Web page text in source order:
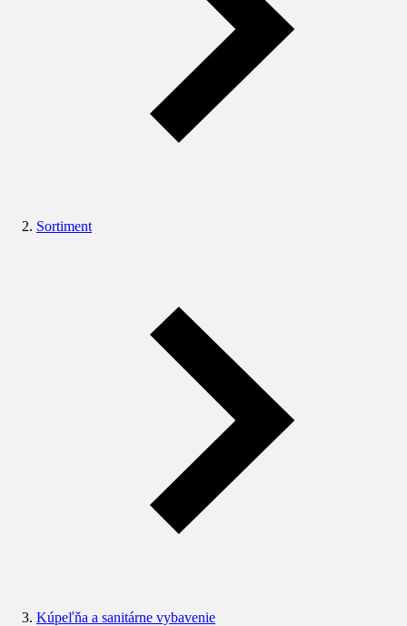
Sortiment
Kúpeľňa a sanitárne vybavenie